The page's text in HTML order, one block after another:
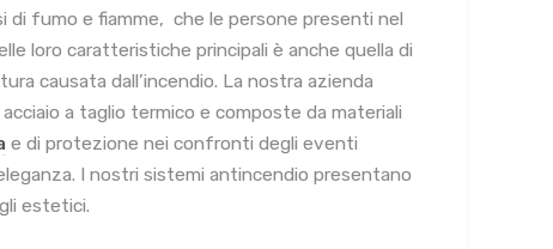
di fumo e fiamme, che le persone presenti nel
loro caratteristiche principali è anche quella di
causata dall’incendio. La nostra azienda
a taglio termico e composte da materiali
e di protezione nei confronti degli eventi
I nostri sistemi antincendio presentano
estetici.